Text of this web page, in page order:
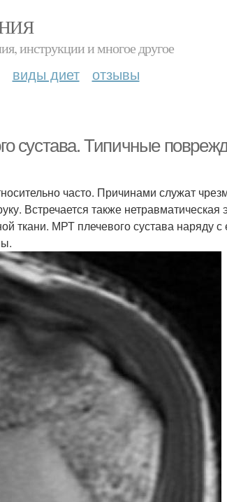
инструкции и многое другое
виды диет отзывы
сустава. Типичные
часто. Причинами служат
Встречается также нетравматическая
ткани. МРТ плечевого сустава наряду с